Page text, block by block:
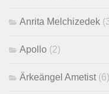
Anrita Melchizedek
Apollo (2)
Ärkeängel Ametist (6)